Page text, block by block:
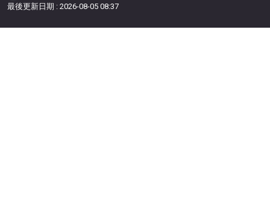
最後更新日期 :2026-08-05 08:37